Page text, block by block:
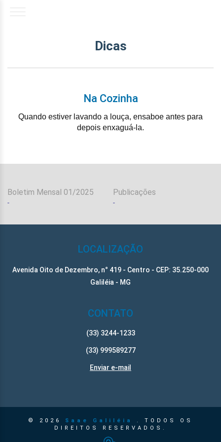
Dicas
Na Cozinha
Quando estiver lavando a louça, ensaboe antes para
depois enxaguá-la.
Boletim Mensal 01/2025
-
Publicações
-
LOCALIZAÇÃO
Avenida Oito de Dezembro, n° 419 - Centro - CEP: 35.250-000
Galiléia - MG
CONTATO
(33) 3244-1233
(33) 999589277
Enviar e-mail
© 2026 Saae Galiléia
. TODOS OS
DIREITOS RESERVADOS.